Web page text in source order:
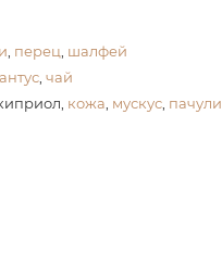
перец шалфей
, чай
киприол, кожа мускус, пачули